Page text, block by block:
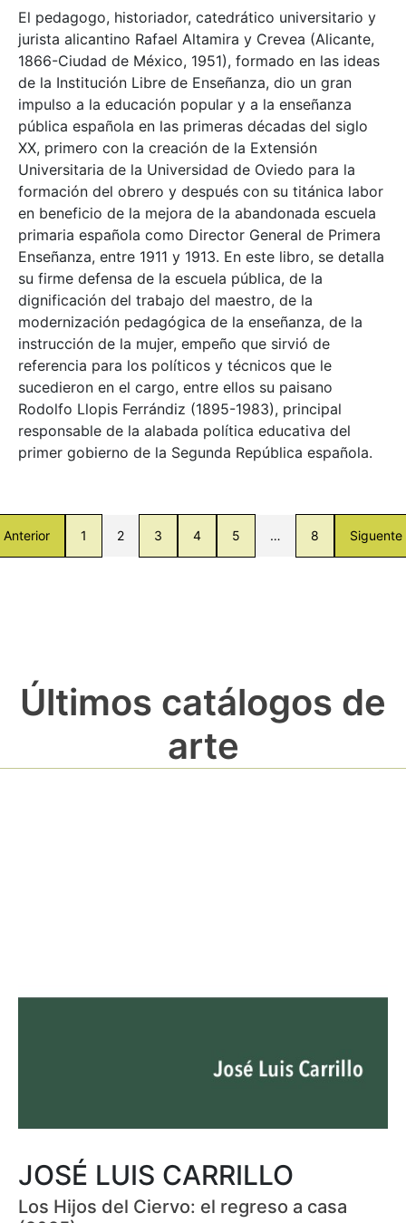
El pedagogo, historiador, catedrático universitario y
jurista alicantino Rafael Altamira y Crevea (Alicante,
1866-Ciudad de México, 1951), formado en las ideas
de la Institución Libre de Enseñanza, dio un gran
impulso a la educación popular y a la enseñanza
pública española en las primeras décadas del siglo
XX, primero con la creación de la Extensión
Universitaria de la Universidad de Oviedo para la
formación del obrero y después con su titánica labor
en beneficio de la mejora de la abandonada escuela
primaria española como Director General de Primera
Enseñanza, entre 1911 y 1913. En este libro, se detalla
su firme defensa de la escuela pública, de la
dignificación del trabajo del maestro, de la
modernización pedagógica de la enseñanza, de la
instrucción de la mujer, empeño que sirvió de
referencia para los políticos y técnicos que le
sucedieron en el cargo, entre ellos su paisano
Rodolfo Llopis Ferrándiz (1895-1983), principal
responsable de la alabada política educativa del
primer gobierno de la Segunda República española.
Anterior 1 2 3 4 5 … 8 Siguente
Últimos catálogos de
arte
JOSÉ LUIS CARRILLO
Los Hijos del Ciervo: el regreso a casa